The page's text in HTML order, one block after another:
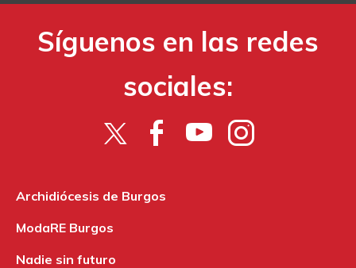
Síguenos en las redes
sociales:
Archidiócesis de Burgos
ModaRE Burgos
Nadie sin futuro